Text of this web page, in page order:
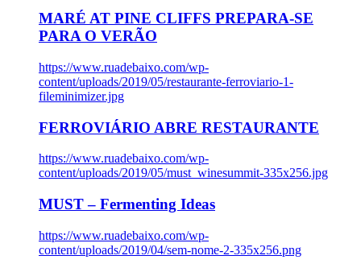
MARÉ AT PINE CLIFFS PREPARA-SE
PARA O VERÃO
https://www.ruadebaixo.com/wp-
content/uploads/2019/05/restaurante-ferroviario-1-
fileminimizer.jpg
FERROVIÁRIO ABRE RESTAURANTE
https://www.ruadebaixo.com/wp-
content/uploads/2019/05/must_winesummit-335x256.jpg
MUST – Fermenting Ideas
https://www.ruadebaixo.com/wp-
content/uploads/2019/04/sem-nome-2-335x256.png